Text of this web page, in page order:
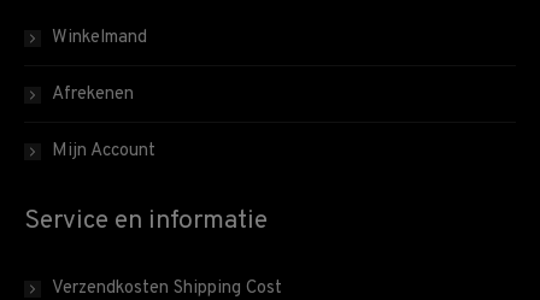
Winkelmand
Afrekenen
Mijn Account
Service en informatie
Verzendkosten Shipping Cost